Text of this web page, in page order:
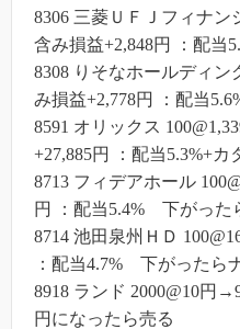
8306 三菱ＵＦＪフィナン
含み損益+2,848円 ：配当
8308 りそなホールディン
み損益+2,778円 ：配当
8591 オリックス
+27,885円 ：配当5.3%+カ
8713 フィデアホール
円 ：配当5.4% 下がった
8714 池田泉州ＨＤ
：配当4.7% 下がったら
8918 ランド 2000@10円
円になったら売る